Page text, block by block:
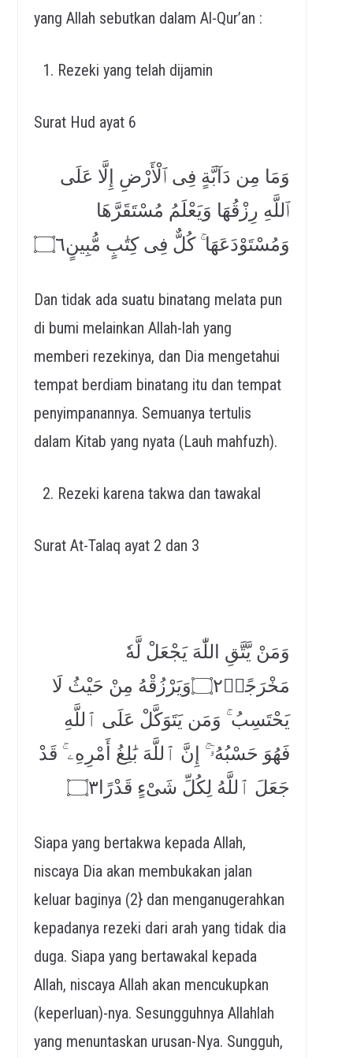
yang Allah sebutkan dalam Al-Qur’an :
Rezeki yang telah dijamin
Surat Hud ayat 6
وَمَا مِن دَآبَّةٍ فِى ٱلْأَرْضِ إِلَّا عَلَى
ٱللَّهِ رِزْقُهَا وَيَعْلَمُ مُسْتَقَرَّهَا
وَمُسْتَوْدَعَهَا ۚ كُلٌّ فِى كِتَٰبٍ مُّبِينٍ۝٦
Dan tidak ada suatu binatang melata pun
di bumi melainkan Allah-lah yang
memberi rezekinya, dan Dia mengetahui
tempat berdiam binatang itu dan tempat
penyimpanannya. Semuanya tertulis
dalam Kitab yang nyata (Lauh mahfuzh).
Rezeki karena takwa dan tawakal
Surat At-Talaq ayat 2 dan 3
وَمَنْ يَّتَّقِ اللّٰهَ يَجْعَلْ لَّهٗ
مَخْرَجًاۙ۝٢وَيَرْزُقْهُ مِنْ حَيْثُ لَا
يَحْتَسِبُ ۚ وَمَن يَتَوَكَّلْ عَلَى ٱللَّهِ
فَهُوَ حَسْبُهُۥٓ ۚ إِنَّ ٱللَّهَ بَٰلِغُ أَمْرِهِۦ ۚ قَدْ
جَعَلَ ٱللَّهُ لِكُلِّ شَىْءٍ قَدْرًا۝٣
Siapa yang bertakwa kepada Allah,
niscaya Dia akan membukakan jalan
keluar baginya (2} dan menganugerahkan
kepadanya rezeki dari arah yang tidak dia
duga. Siapa yang bertawakal kepada
Allah, niscaya Allah akan mencukupkan
(keperluan)-nya. Sesungguhnya Allahlah
yang menuntaskan urusan-Nya. Sungguh,